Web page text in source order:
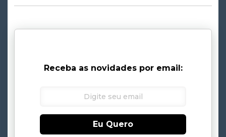
Receba as novidades por email:
Eu Quero